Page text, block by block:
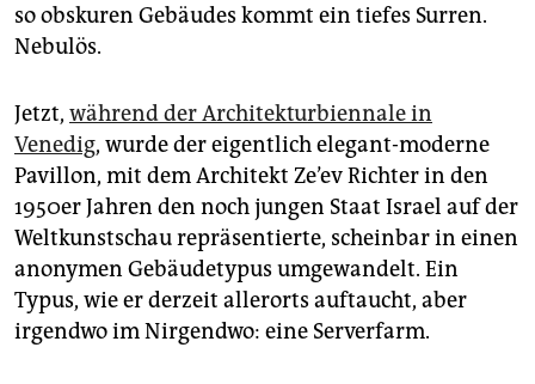
so obskuren Gebäudes kommt ein tiefes Surren.
Nebulös.
Jetzt, während der Architektur­bien­nale in
Venedig, wurde der eigentlich elegant-moderne
Pavillon, mit dem Architekt Ze’ev Richter in den
1950er Jahren den noch jungen Staat Israel auf der
Weltkunstschau repräsentierte, scheinbar in einen
anonymen Gebäudetypus umgewandelt. Ein
Typus, wie er derzeit allerorts auftaucht, aber
irgendwo im Nirgendwo: eine Serverfarm.